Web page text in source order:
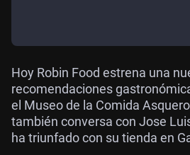
Hoy Robin Food estrena una
recomendaciones
el Museo de la Comida
también conversa con Jose
ha triunfado con su tienda en